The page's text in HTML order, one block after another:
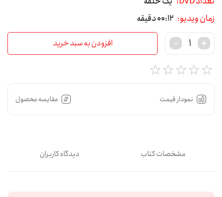
زمان ویدیو: 00:12 دقیقه
افزودن به سبد خرید
نمودار قیمت مقایسه محصول
مشخصات کتاب دیدگاه کاربران